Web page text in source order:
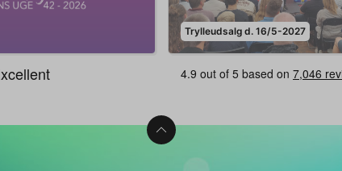
Trylleudsalg d. 16/5-2027